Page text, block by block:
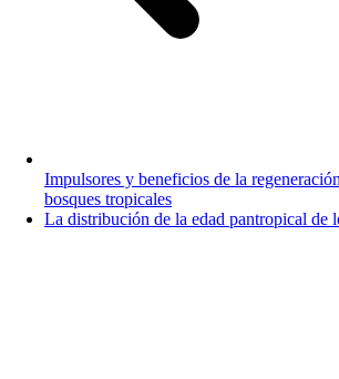
Impulsores y beneficios de la
bosques tropicales
La distribución de la edad pantropical de